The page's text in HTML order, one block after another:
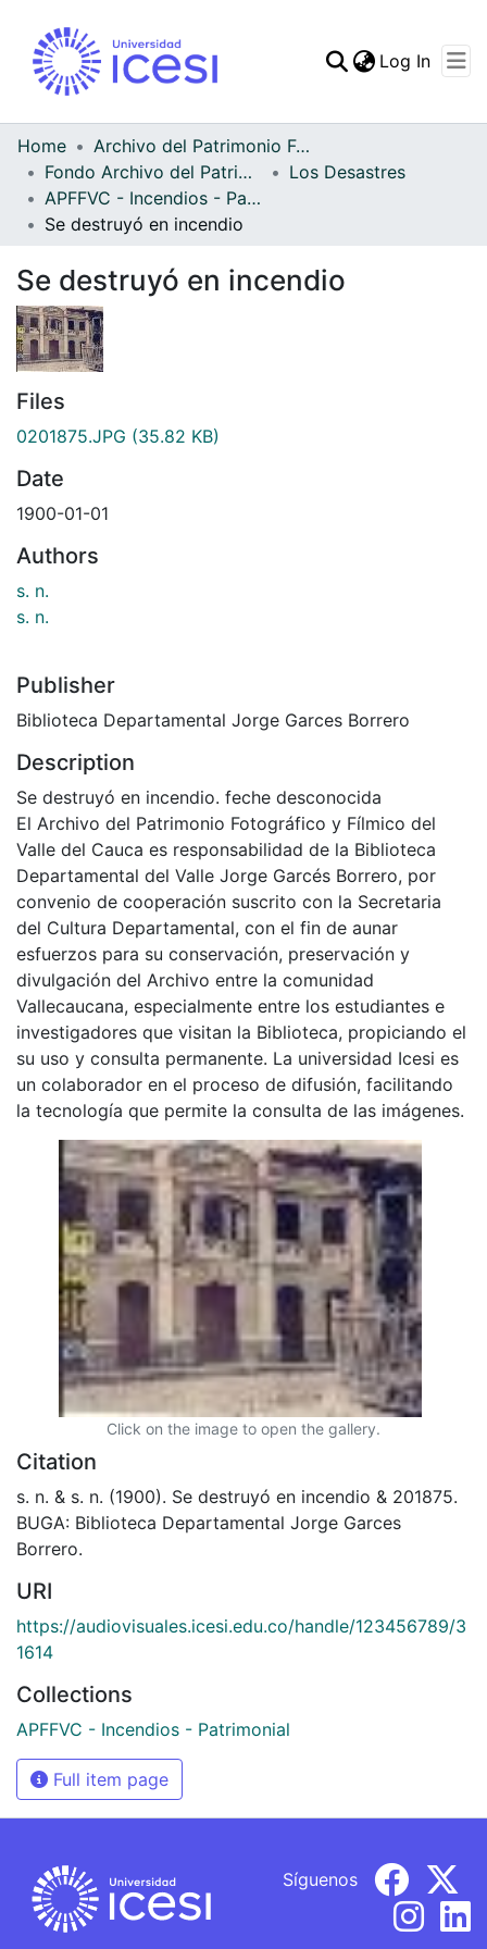
Statistics
Log In
Home
Archivo del Patrimonio Fotográfico y Fílmico del Valle del Cauca
Fondo Archivo del Patrimonio Fotográfico y Fílmico del Valle del Cauca
Los Desastres
APFFVC - Incendios - Patrimonial
Se destruyó en incendio
Se destruyó en incendio
Files
0201875.JPG (35.82 KB)
Date
1900-01-01
Authors
s. n.
s. n.
Publisher
Biblioteca Departamental Jorge Garces Borrero
Description
Se destruyó en incendio. feche desconocida
El Archivo del Patrimonio Fotográfico y Fílmico del
Valle del Cauca es responsabilidad de la Biblioteca
Departamental del Valle Jorge Garcés Borrero, por
convenio de cooperación suscrito con la Secretaria
del Cultura Departamental, con el fin de aunar
esfuerzos para su conservación, preservación y
divulgación del Archivo entre la comunidad
Vallecaucana, especialmente entre los estudiantes e
investigadores que visitan la Biblioteca, propiciando el
su uso y consulta permanente. La universidad Icesi es
un colaborador en el proceso de difusión, facilitando
la tecnología que permite la consulta de las imágenes.
Click on the image to open the gallery.
Citation
s. n. & s. n. (1900). Se destruyó en incendio & 201875.
BUGA: Biblioteca Departamental Jorge Garces
Borrero.
URI
https://audiovisuales.icesi.edu.co/handle/123456789/3
1614
Collections
APFFVC - Incendios - Patrimonial
Full item page
Síguenos